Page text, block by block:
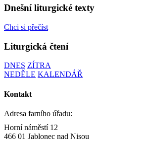
Dnešní liturgické texty
Chci si přečíst
Liturgická čtení
DNES ZÍTRA
NEDĚLE KALENDÁŘ
Kontakt
Adresa farního úřadu:
Horní náměstí 12
466 01 Jablonec nad Nisou